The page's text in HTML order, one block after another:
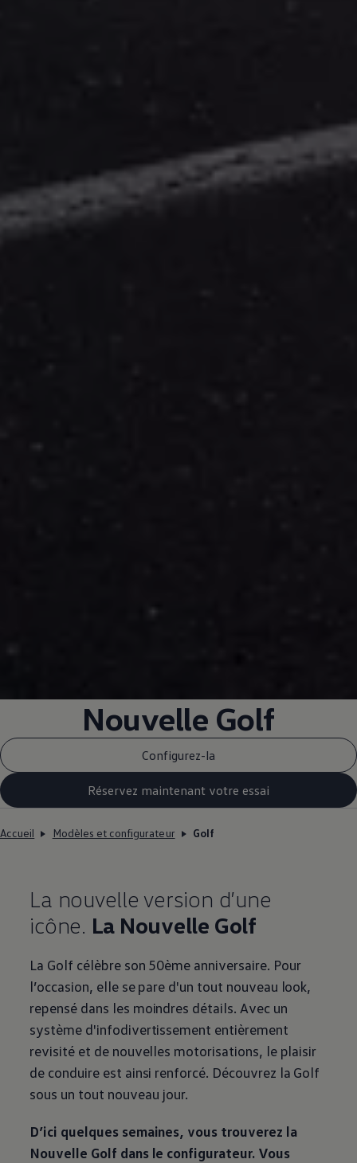
Nouvelle Golf
Configurez-la
Réservez maintenant votre essai
Accueil Modèles et configurateur Golf
La nouvelle version d’une
icône. La Nouvelle Golf
La Golf célèbre son 50ème anniversaire. Pour
l’occasion, elle se pare d'un tout nouveau look,
repensé dans les moindres détails. Avec un
système d'infodivertissement entièrement
revisité et de nouvelles motorisations, le plaisir
de conduire est ainsi renforcé. Découvrez la Golf
sous un tout nouveau jour.
D’ici quelques semaines, vous trouverez la
Nouvelle Golf dans le configurateur. Vous